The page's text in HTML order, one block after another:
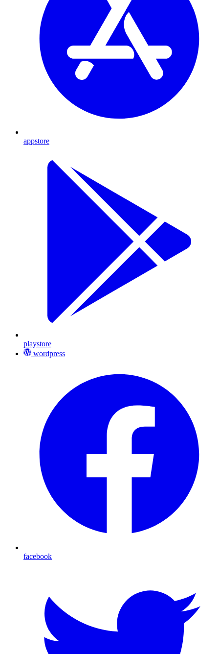
appstore
playstore
wordpress
facebook